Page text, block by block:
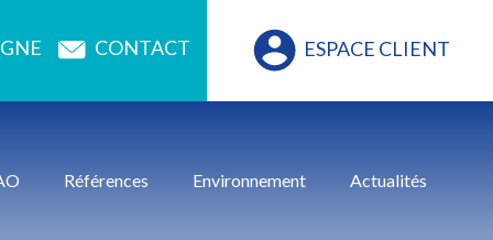
CONTACT ESPACE CLIENT
Références Environnement Actualités